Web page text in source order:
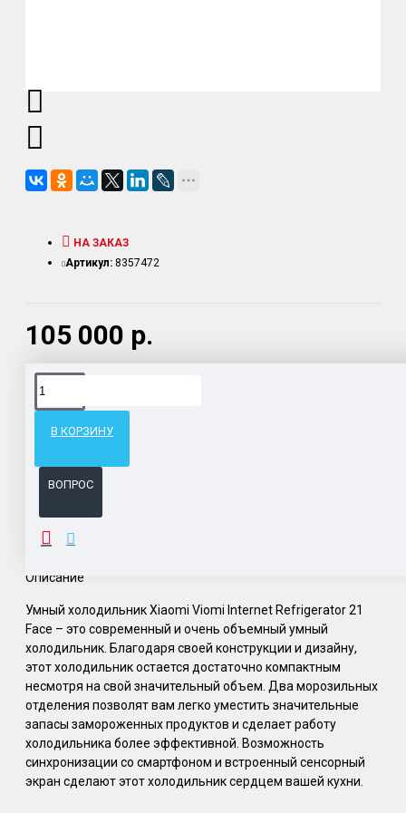
105 000 р.
НА ЗАКАЗ
Артикул: 8357472
В КОРЗИНУ
ВОПРОС
Доставка товара по всему Таможенному союзу.
ОПИСАНИЕ
Описание
Умный холодильник Xiaomi Viomi Internet Refrigerator 21
Face – это современный и очень объемный умный
холодильник. Благодаря своей конструкции и дизайну,
этот холодильник остается достаточно компактным
несмотря на свой значительный объем. Два морозильных
отделения позволят вам легко уместить значительные
запасы замороженных продуктов и сделает работу
холодильника более эффективной. Возможность
синхронизации со смартфоном и встроенный сенсорный
экран сделают этот холодильник сердцем вашей кухни.